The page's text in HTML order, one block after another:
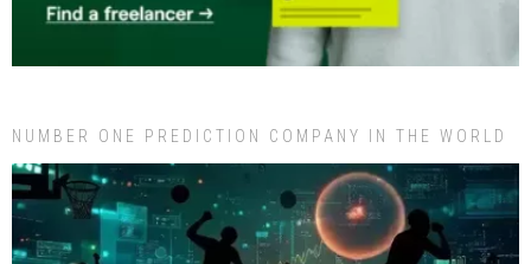
NUMBER ONE PREDICTION COMPANY IN THE WORLD